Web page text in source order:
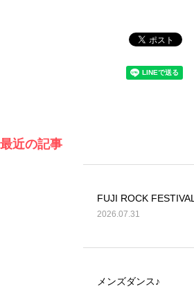
最近の記事
FUJI ROCK FESTIVAL
2026.07.31
メンズダンス♪